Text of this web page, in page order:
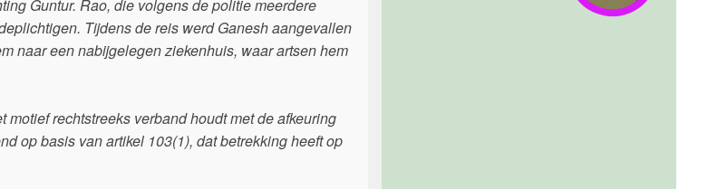
Guntur. Rao, die volgens de politie meerdere
Tijdens de reis werd Ganesh aangevallen
naar een nabijgelegen ziekenhuis, waar artsen hem
rechtstreeks verband houdt met de afkeuring
op basis van artikel 103(1), dat betrekking heeft op